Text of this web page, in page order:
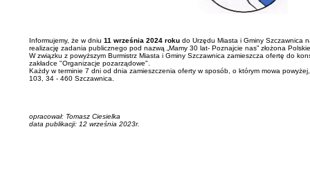
Informujemy, że w dniu 11 września 2024 roku do Urzędu Miasta i Gminy Szczawnica
realizację zadania publicznego pod nazwą „Mamy 30 lat- Poznajcie nas” złożona
W związku z powyższym Burmistrz Miasta i Gminy Szczawnica zamieszcza ofertę do
zakładce "Organizacje pozarządowe".
Każdy w terminie 7 dni od dnia zamieszczenia oferty w sposób, o którym mowa
103, 34 - 460 Szczawnica.
opracował: Tomasz Ciesielka
data publikacji: 12 września 2023r.